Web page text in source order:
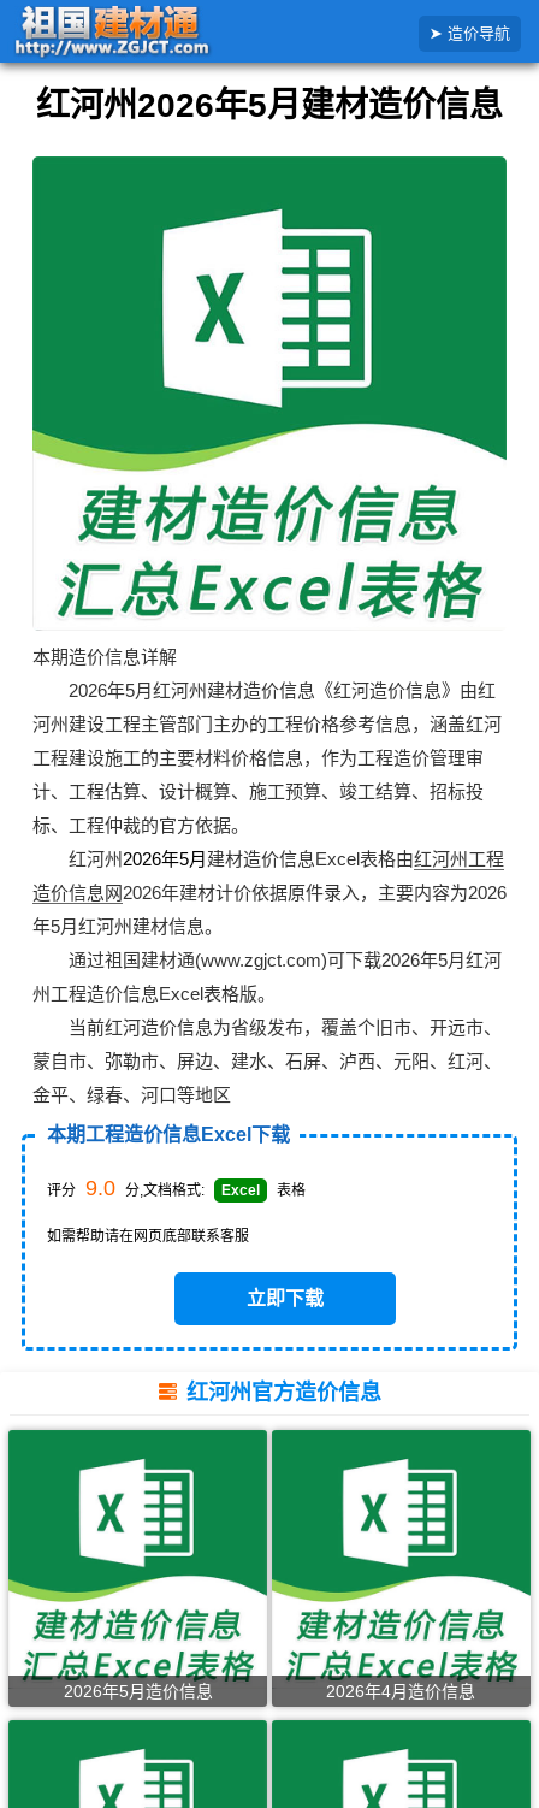
价
信
息
造价导航
首页 云南省 红河州 2026年
红河州2026年5月建材造价信息
本期造价信息详解
2026年5月红河州建材造价信息《红河造价信息》由红
河州建设工程主管部门主办的工程价格参考信息，涵盖红河
工程建设施工的主要材料价格信息，作为工程造价管理审
计、工程估算、设计概算、施工预算、竣工结算、招标投
标、工程仲裁的官方依据。
红河州 2026年5月 建材造价信息Excel表格由红河州工程
造价信息网2026年建材计价依据原件录入，主要内容为2026
年5月红河州建材信息。
通过祖国建材通(www.zgjct.com)可下载2026年5月红河
州工程造价信息Excel表格版。
当前红河造价信息为省级发布，覆盖个旧市、开远市、
蒙自市、弥勒市、屏边、建水、石屏、泸西、元阳、红河、
金平、绿春、河口等地区
本期工程造价信息Excel下载
评分 9.0 分,文档格式: Excel 表格
如需帮助请在网页底部联系客服
立即下载
红河州官方造价信息
2026年5月造价信息 2026年4月造价信息